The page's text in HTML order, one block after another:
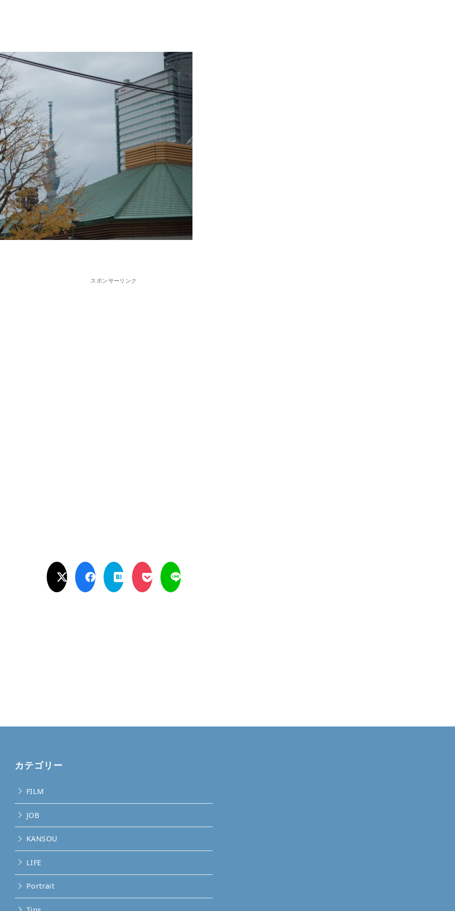
スポンサーリンク
カテゴリー
FILM
JOB
KANSOU
LIFE
Portrait